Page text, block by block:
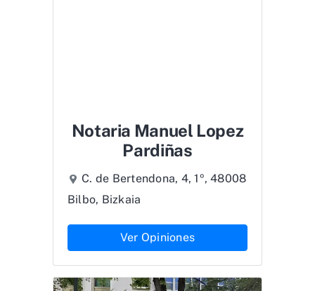
Notaria Manuel Lopez
Pardiñas
C. de Bertendona, 4, 1º, 48008
Bilbo, Bizkaia
Ver Opiniones